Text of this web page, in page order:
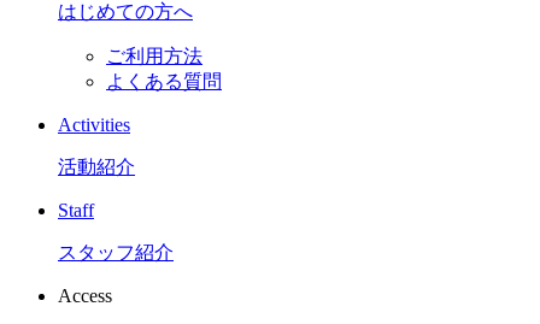
はじめての方へ
ご利用方法
よくある質問
Activities
活動紹介
Staff
スタッフ紹介
Access